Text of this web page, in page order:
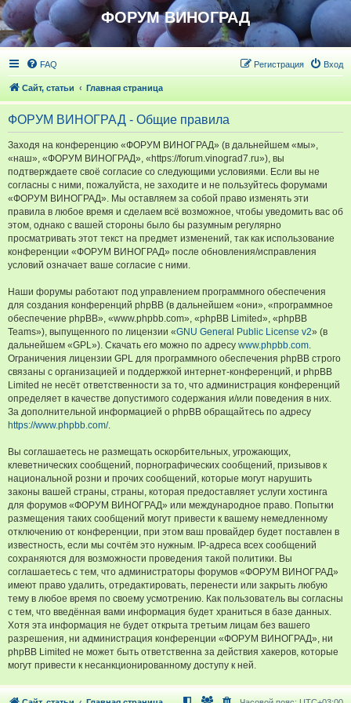
ФОРУМ ВИНОГРАД
FAQ Вход
Регистрация
Сайт, статьи Главная страница
ФОРУМ ВИНОГРАД - Общие правила
Заходя на конференцию «ФОРУМ ВИНОГРАД» (в дальнейшем «мы»,
«наш», «ФОРУМ ВИНОГРАД», «https://forum.vinograd7.ru»), вы
подтверждаете своё согласие со следующими условиями. Если вы не
согласны с ними, пожалуйста, не заходите и не пользуйтесь форумами
«ФОРУМ ВИНОГРАД». Мы оставляем за собой право изменять эти
правила в любое время и сделаем всё возможное, чтобы уведомить вас об
этом, однако с вашей стороны было бы разумным регулярно
просматривать этот текст на предмет изменений, так как использование
конференции «ФОРУМ ВИНОГРАД» после обновления/исправления
условий означает ваше согласие с ними.
Наши форумы работают под управлением программного обеспечения
для создания конференций phpBB (в дальнейшем «они», «программное
обеспечение phpBB», «www.phpbb.com», «phpBB Limited», «phpBB
Teams»), выпущенного по лицензии «GNU General Public License v2» (в
дальнейшем «GPL»). Скачать его можно по адресу www.phpbb.com.
Ограничения лицензии GPL для программного обеспечения phpBB строго
связаны с организацией и поддержкой интернет-конференций, и phpBB
Limited не несёт ответственности за то, что администрация конференций
определяет в качестве допустимого содержания и/или поведения в них.
За дополнительной информацией о phpBB обращайтесь по адресу
https://www.phpbb.com/.
Вы соглашаетесь не размещать оскорбительных, угрожающих,
клеветнических сообщений, порнографических сообщений, призывов к
национальной розни и прочих сообщений, которые могут нарушить
законы вашей страны, страны, которая предоставляет услуги хостинга
для форумов «ФОРУМ ВИНОГРАД» или международное право. Попытки
размещения таких сообщений могут привести к вашему немедленному
отключению от конференции, при этом ваш провайдер будет поставлен в
известность, если мы сочтём это нужным. IP-адреса всех сообщений
сохраняются для возможности проведения такой политики. Вы
соглашаетесь с тем, что администраторы форумов «ФОРУМ ВИНОГРАД»
имеют право удалить, отредактировать, перенести или закрыть любую
тему в любое время по своему усмотрению. Как пользователь вы согласны
с тем, что введённая вами информация будет храниться в базе данных.
Хотя эта информация не будет открыта третьим лицам без вашего
разрешения, ни администрация конференции «ФОРУМ ВИНОГРАД», ни
phpBB Limited не может быть ответственна за действия хакеров, которые
могут привести к несанкционированному доступу к ней.